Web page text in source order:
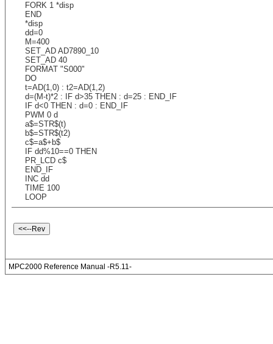
FORK 1 *disp
END
*disp
dd=0
M=400
SET_AD AD7890_10
SET_AD 40
FORMAT "S000"
DO
t=AD(1,0) : t2=AD(1,2)
d=(M-t)*2 : IF d>35 THEN : d=25 : END_IF
IF d<0 THEN : d=0 : END_IF
PWM 0 d
a$=STR$(t)
b$=STR$(t2)
c$=a$+b$
IF dd%10==0 THEN
PR_LCD c$
END_IF
INC dd
TIME 100
LOOP
MPC2000 Reference Manual -R5.11-